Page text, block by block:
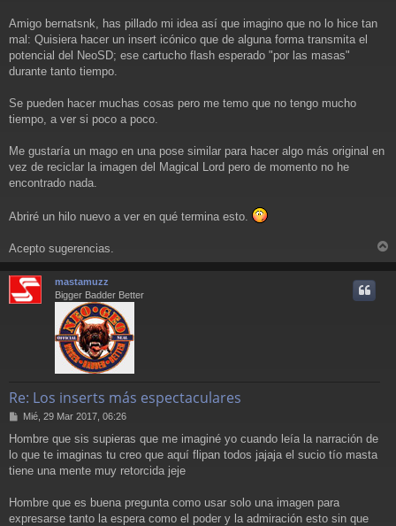
Amigo bernatsnk, has pillado mi idea así que imagino que no lo hice tan
mal: Quisiera hacer un insert icónico que de alguna forma transmita el
potencial del NeoSD; ese cartucho flash esperado "por las masas"
durante tanto tiempo.
Se pueden hacer muchas cosas pero me temo que no tengo mucho
tiempo, a ver si poco a poco.
Me gustaría un mago en una pose similar para hacer algo más original en
vez de reciclar la imagen del Magical Lord pero de momento no he
encontrado nada.
Abriré un hilo nuevo a ver en qué termina esto.
Acepto sugerencias.
r
mastamuzz
Bigger Badder Better
Re: Los inserts más espectaculares
M
n
s
a
Mié, 29 Mar 2017, 06:26
Hombre que sis supieras que me imaginé yo cuando leía la narración de
lo que te imaginas tu creo que aquí flipan todos jajaja el sucio tío masta
tiene una mente muy retorcida jeje
Hombre que es buena pregunta como usar solo una imagen para
expresarse tanto la espera como el poder y la admiración esto sin que